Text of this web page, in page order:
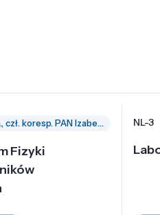
prof. dr hab., czł. koresp. PAN Izabella Grzegory
Fizyki
NL-3